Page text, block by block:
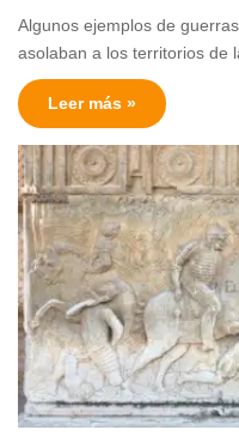
Algunos ejemplos de
asolaban a los territorios de
Leer más »